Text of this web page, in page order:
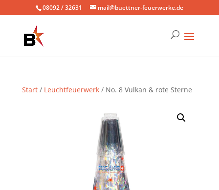
08092 / 32631 mail@buettner-feuerwerke.de
Start/ Leuchtfeuerwerk/ No. 8 Vulkan & rote Sterne